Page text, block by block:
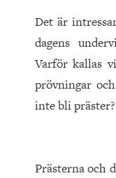
Det är
dagens
Varför kallas
prövningar
inte bli präster?
Prästerna och